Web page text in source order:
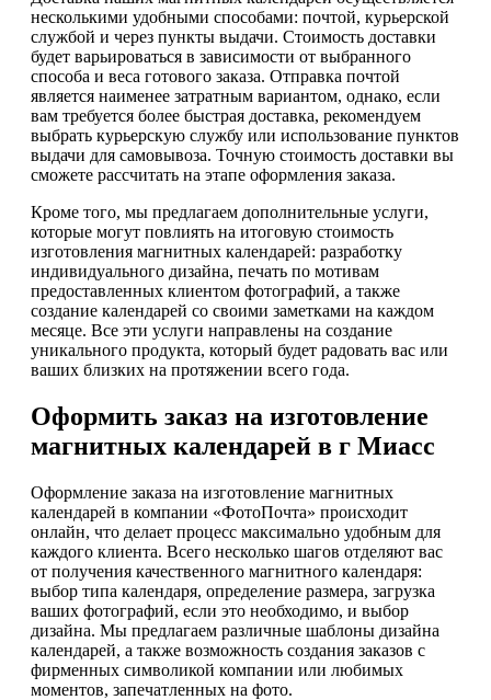
несколькими удобными способами: почтой, курьерской
службой и через пункты выдачи. Стоимость доставки
будет варьироваться в зависимости от выбранного
способа и веса готового заказа. Отправка почтой
является наименее затратным вариантом, однако, если
вам требуется более быстрая доставка, рекомендуем
выбрать курьерскую службу или использование пунктов
выдачи для самовывоза. Точную стоимость доставки вы
сможете рассчитать на этапе оформления заказа.
Кроме того, мы предлагаем дополнительные услуги,
которые могут повлиять на итоговую стоимость
изготовления магнитных календарей: разработку
индивидуального дизайна, печать по мотивам
предоставленных клиентом фотографий, а также
создание календарей со своими заметками на каждом
месяце. Все эти услуги направлены на создание
уникального продукта, который будет радовать вас или
ваших близких на протяжении всего года.
Оформить заказ на изготовление
магнитных календарей в г Миасс
Оформление заказа на изготовление магнитных
календарей в компании «ФотоПочта» происходит
онлайн, что делает процесс максимально удобным для
каждого клиента. Всего несколько шагов отделяют вас
от получения качественного магнитного календаря:
выбор типа календаря, определение размера, загрузка
ваших фотографий, если это необходимо, и выбор
дизайна. Мы предлагаем различные шаблоны дизайна
календарей, а также возможность создания заказов с
фирменных символикой компании или любимых
моментов, запечатленных на фото.